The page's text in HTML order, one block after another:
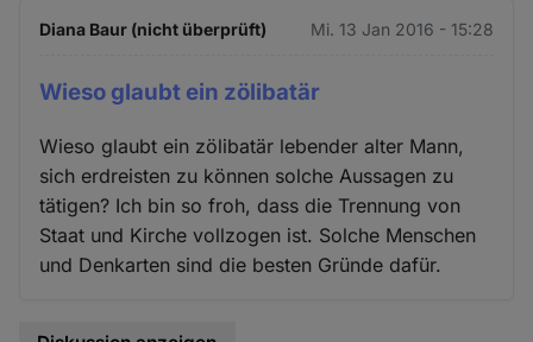
Diana Baur (nicht überprüft) Mi. 13 Jan 2016 - 15:28
Wieso glaubt ein zölibatär
Wieso glaubt ein zölibatär lebender alter Mann,
sich erdreisten zu können solche Aussagen zu
tätigen? Ich bin so froh, dass die Trennung von
Staat und Kirche vollzogen ist. Solche Menschen
und Denkarten sind die besten Gründe dafür.